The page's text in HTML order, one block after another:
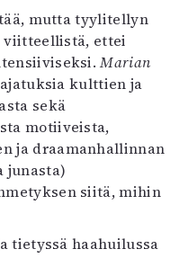
mutta tyylitellyn
ettei
Marian
kulttien ja
sekä
motiiveista,
ja draamanhallinnan
junasta)
siitä, mihin
tietyssä haahuilussa